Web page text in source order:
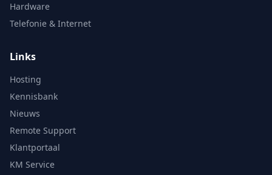
Hardware
Telefonie & Internet
Links
Hosting
Kennisbank
Nieuws
Remote Support
Klantportaal
KM Service